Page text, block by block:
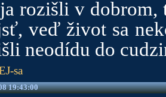
rozišli v dobrom,
veď život sa
neodídu do
sa
19:43:00